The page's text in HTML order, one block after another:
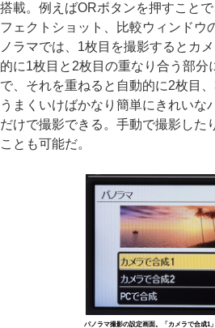
搭載。例えばORボタンを押すこと
フェクトショット、比較ウィンドウ
ノラマでは、1枚目を撮影するとカ
的に1枚目と2枚目の重なり合う部分
で、それを重ねると自動的に2枚目
うまくいけばかなり簡単にきれいな
だけで撮影できる。手動で撮影した
ことも可能だ。
パノラマ撮影の設定画面。「カメラで合成1